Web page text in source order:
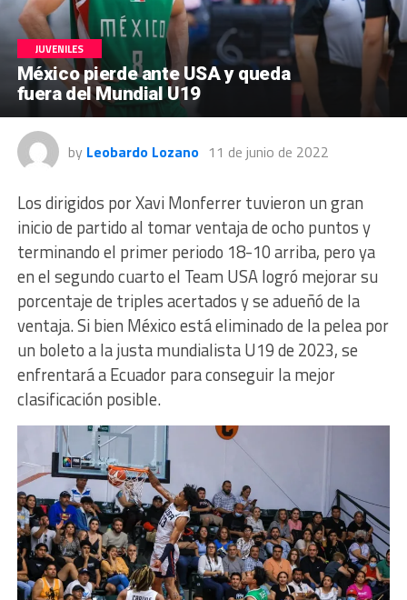
JUVENILES
México pierde ante USA y queda
fuera del Mundial U19
by Leobardo Lozano 11 de junio de 2022
Los dirigidos por Xavi Monferrer tuvieron un gran
inicio de partido al tomar ventaja de ocho puntos y
terminando el primer periodo 18-10 arriba, pero ya
en el segundo cuarto el Team USA logró mejorar su
porcentaje de triples acertados y se adueñó de la
ventaja. Si bien México está eliminado de la pelea por
un boleto a la justa mundialista U19 de 2023, se
enfrentará a Ecuador para conseguir la mejor
clasificación posible.